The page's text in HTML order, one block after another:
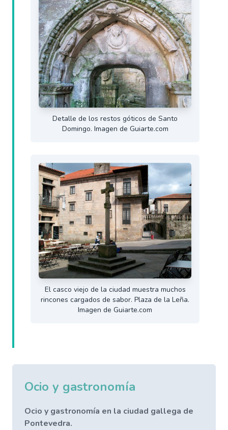
Detalle de los restos góticos de Santo
Domingo. Imagen de Guiarte.com
El casco viejo de la ciudad muestra muchos
rincones cargados de sabor. Plaza de la Leña.
Imagen de Guiarte.com
Ocio y gastronomía
Ocio y gastronomía en la ciudad gallega de
Pontevedra.